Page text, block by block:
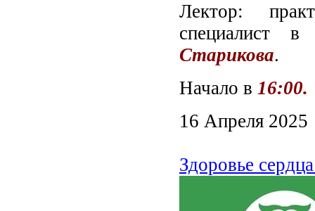
Лектор:
специалист в
Старикова.
Начало в 16:00.
16 Апреля 2025
Здоровье